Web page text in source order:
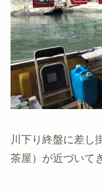
川下り終盤に差し
茶屋）が近づいて